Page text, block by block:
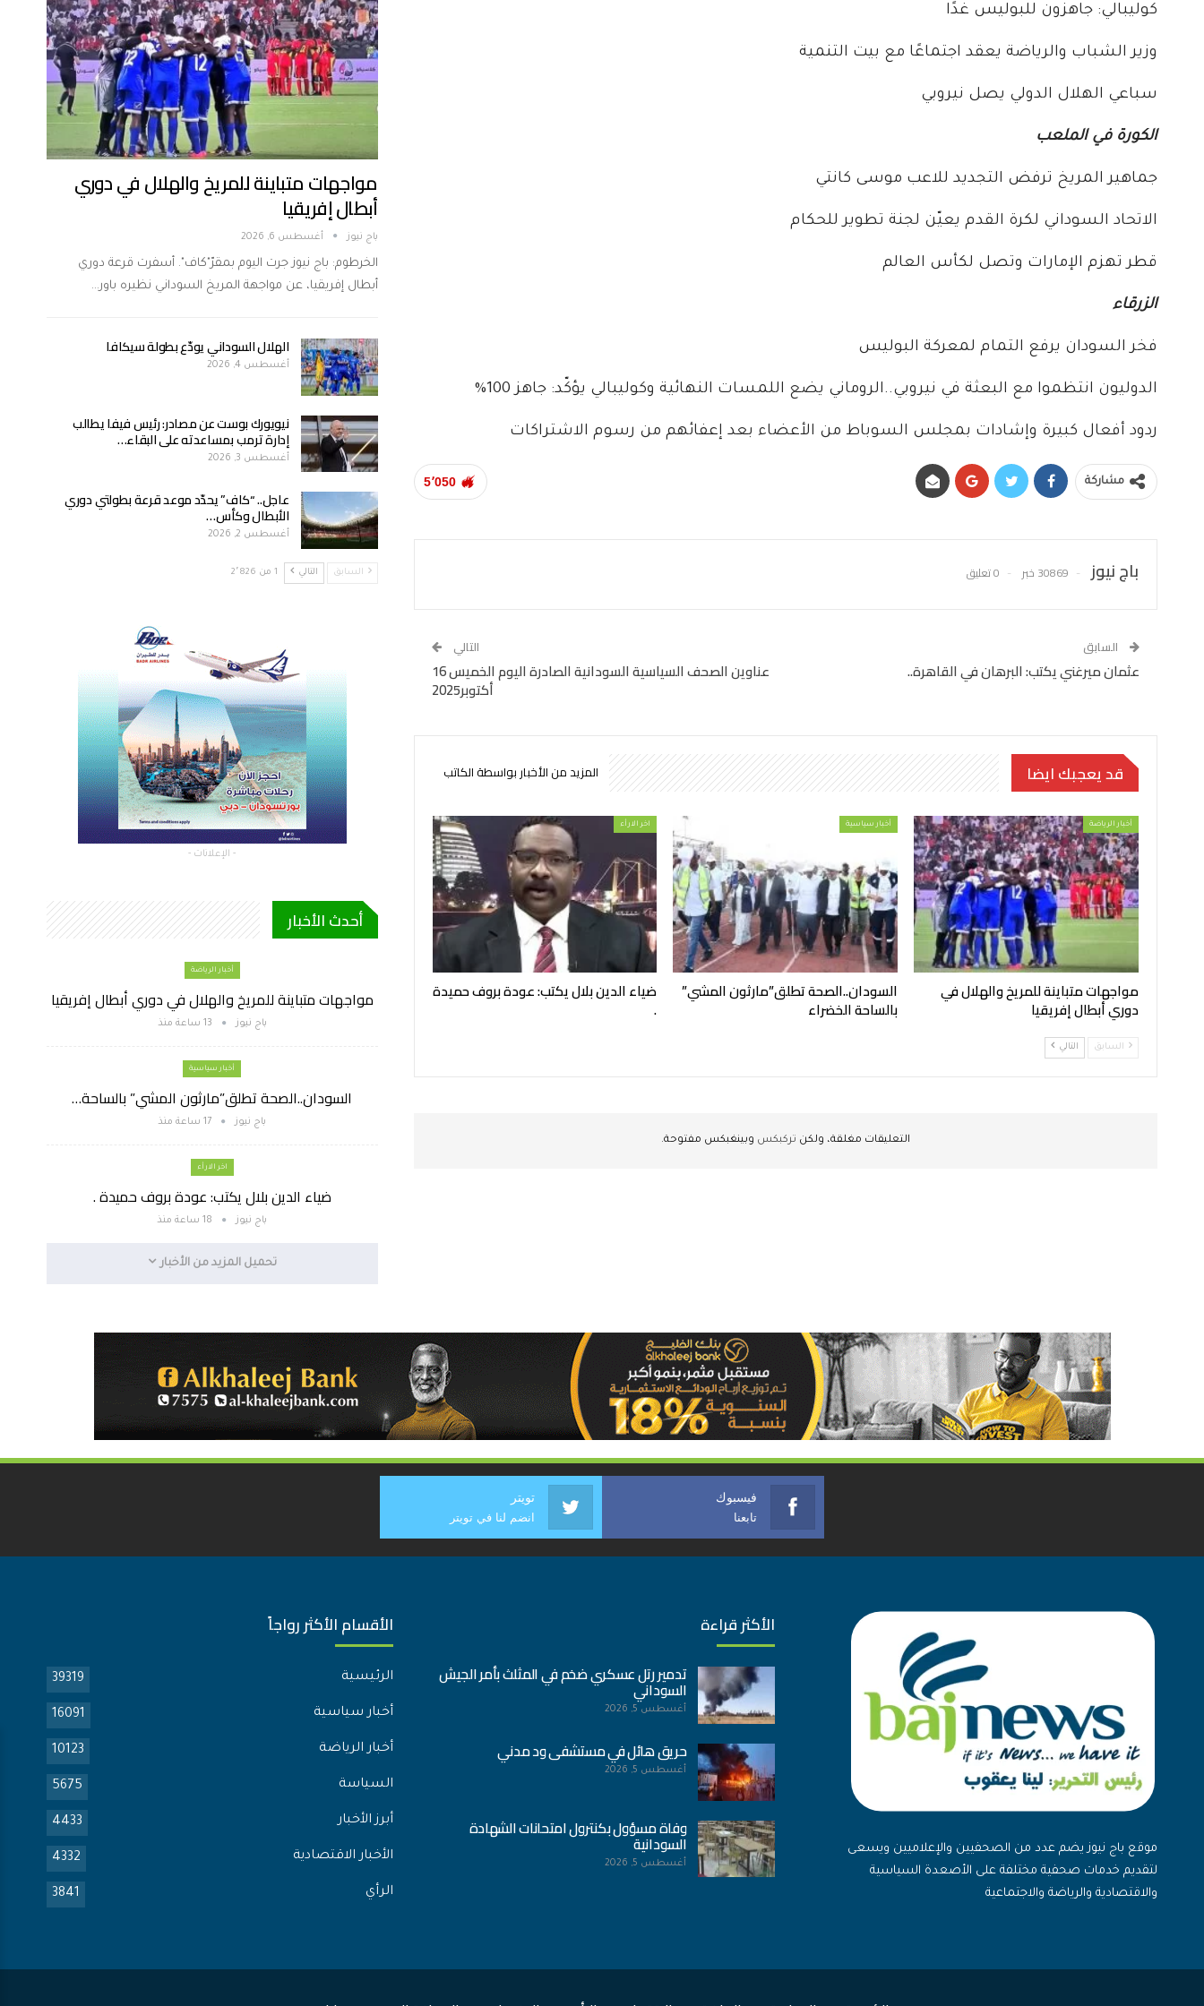
كوليبالي: جاهزون للبوليس غدًا
وزير الشباب والرياضة يعقد اجتماعًا مع بيت التنمية
سباعي الهلال الدولي يصل نيروبي
الكورة في الملعب
جماهير المريخ ترفض التجديد للاعب موسى كانتي
الاتحاد السوداني لكرة القدم يعيّن لجنة تطوير للحكام
قطر تهزم الإمارات وتصل لكأس العالم
الزرقاء
فخر السودان يرفع التمام لمعركة البوليس
الدوليون انتظموا مع البعثة في نيروبي..الروماني يضع اللمسات النهائية وكوليبالي يؤكّد: جاهز 100%
ردود أفعال كبيرة وإشادات بمجلس السوباط من الأعضاء بعد إعفائهم من رسوم الاشتراكات
5٬050 مشاركة
باج نيوز 30869 خبر 0 تعليق
السابق
عثمان ميرغني يكتب: البرهان في القاهرة..
التالي
عناوين الصحف السياسية السودانية الصادرة اليوم الخميس 16
أكتوبر2025
قد يعجبك ايضا المزيد من الأخبار بواسطة الكاتب
أخبار الرياضة
مواجهات متباينة للمريخ والهلال في
دوري أبطال إفريقيا
أخبار سياسية
السودان..الصحة تطلق”مارثون المشي”
بالساحة الخضراء
اخر الارأء
ضياء الدين بلال يكتب: عودة بروف حميدة
.
السابق التالي
التعليقات مغلقة، ولكن تركبكس وبينغبكس مفتوحة.
مواجهات متباينة للمريخ والهلال في دوري
أبطال إفريقيا
باج نيوز أغسطس 6, 2026
الخرطوم: باج نيوز جرت اليوم بمقرّ"كاف". أسفرت قرعة دوري
أبطال إفريقيا، عن مواجهة المريخ السوداني نظيره باور…
الهلال السوداني يودّع بطولة سيكافا
أغسطس 4, 2026
نيويورك بوست عن مصادر: رئيس فيفا يطالب
إدارة ترمب بمساعدته على البقاء…
أغسطس 3, 2026
عاجل.. “كاف” يحدّد موعد قرعة بطولتي دوري
الأبطال وكأس…
أغسطس 2, 2026
السابق التالي 1 من 2٬826
- الإعلانات -
أحدث الأخبار
أخبار الرياضة
مواجهات متباينة للمريخ والهلال في دوري أبطال إفريقيا
باج نيوز 13 ساعة منذ
أخبار سياسية
السودان..الصحة تطلق”مارثون المشي” بالساحة…
باج نيوز 17 ساعة منذ
اخر الارأء
ضياء الدين بلال يكتب: عودة بروف حميدة .
باج نيوز 18 ساعة منذ
تحميل المزيد من الأخبار
فيسبوك
تابعنا
تويتر
انضم لنا في تويتر
موقع باج نيوز يضم عدد من الصحفيين والإعلاميين ويسعى
لتقديم خدمات صحفية مختلفة على الأصعدة السياسية
والاقتصادية والرياضة والاجتماعية
الأكثر قراءة
تدمير رتل عسكري ضخم في المثلث بأمر الجيش
السوداني
أغسطس 5, 2026
حريق هائل في مستشفى ود مدني
أغسطس 5, 2026
وفاة مسؤول بكنترول امتحانات الشهادة
السودانية
أغسطس 5, 2026
الأقسام الأكثر رواجاً
الرئيسية 39319
أخبار سياسية 16091
أخبار الرياضة 10123
السياسة 5675
أبرز الأخبار 4433
الأخبار الاقتصادية 4332
الرأي 3841